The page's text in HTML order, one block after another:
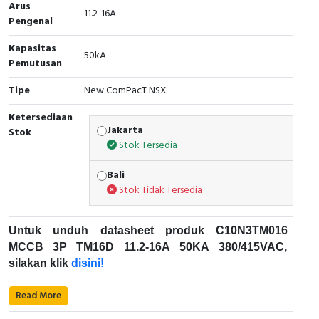
Cable Operated Switch
Signalling Columns
Safety Sensors
Pressure Switch
Ultrasonic & Rotary Encoder
Inductive Sensors
Photoelectric
Cam Switch
Panel Box
Arus
Pengenal
11.2-16A
Kapasitas
Pemutusan
50kA
Tipe
New ComPacT NSX
Ketersediaan
Stok
Jakarta
Stok Tersedia
Bali
Stok Tidak Tersedia
Untuk unduh datasheet produk C10N3TM016
MCCB 3P TM16D 11.2-16A 50KA 380/415VAC,
silakan klik disini!
Karakteristik Teknikal:
Read More